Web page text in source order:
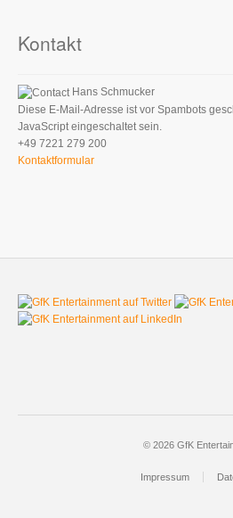
Kontakt
Hans Schmucker
Diese E-Mail-Adresse ist vor Spambots
JavaScript eingeschaltet sein.
+49 7221 279 200
Kontaktformular
© 2026 GfK
Impressum